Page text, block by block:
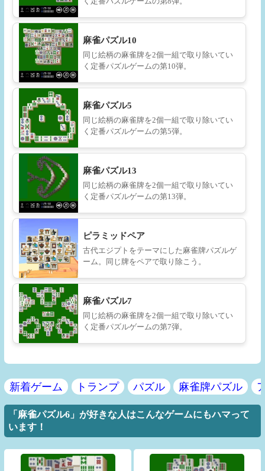
麻雀パズル10
同じ絵柄の麻雀牌を2個一組で取り除いてい
く定番パズルゲームの第10弾。
麻雀パズル5
同じ絵柄の麻雀牌を2個一組で取り除いてい
く定番パズルゲームの第5弾。
麻雀パズル13
同じ絵柄の麻雀牌を2個一組で取り除いてい
く定番パズルゲームの第13弾。
ピラミッドペア
古代エジプトをテーマにした麻雀牌パズルゲ
ーム。同じ牌をペアで取り除こう。
麻雀パズル7
同じ絵柄の麻雀牌を2個一組で取り除いてい
く定番パズルゲームの第7弾。
新着ゲーム トランプ パズル 麻雀牌パズル
「麻雀パズル6」が好きな人はこんなゲームにもハマって
います！